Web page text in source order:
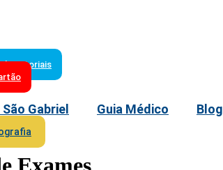
Gabriel Guia Médico Blog